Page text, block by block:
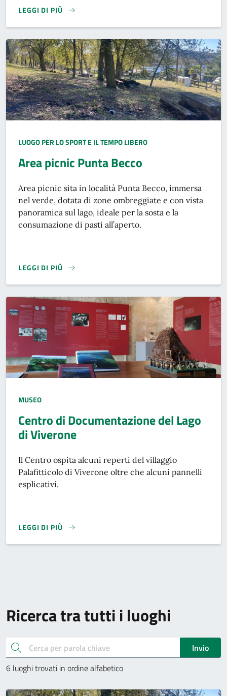
LEGGI DI PIÙ
LUOGO PER LO SPORT E IL TEMPO LIBERO
Area picnic Punta Becco
Descrizione breve
Area picnic sita in località Punta Becco, immersa
nel verde, dotata di zone ombreggiate e con vista
panoramica sul lago, ideale per la sosta e la
consumazione di pasti all’aperto.
LEGGI DI PIÙ
MUSEO
Centro di Documentazione del Lago
di Viverone
Descrizione breve
Il Centro ospita alcuni reperti del villaggio
Palafitticolo di Viverone oltre che alcuni pannelli
esplicativi.
LEGGI DI PIÙ
Ricerca tra tutti i luoghi
cerca
Invio
6 luoghi trovati in ordine alfabetico